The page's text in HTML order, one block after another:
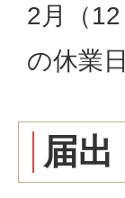
2月（
の休業
届出